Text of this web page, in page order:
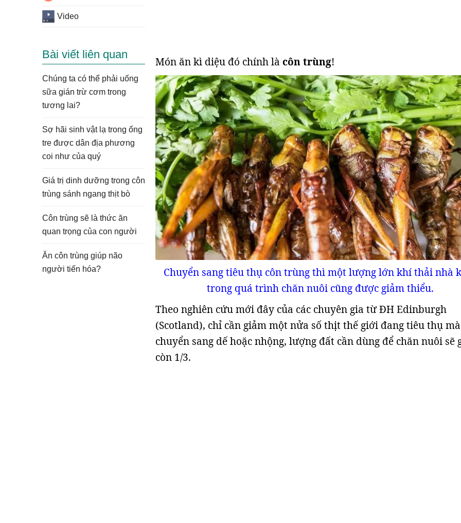
Món ăn kì diệu đó chính là côn trùng!
Chuyển sang tiêu thụ côn trùng thì một lượng lớn khí thải nhà
trong quá trình chăn nuôi cũng được giảm thiểu.
Theo nghiên cứu mới đây của các chuyên gia từ ĐH Edinburgh
(Scotland), chỉ cần giảm một nửa số thịt thế giới đang tiêu thụ mà
chuyển sang dế hoặc nhộng, lượng đất cần dùng để chăn nuôi sẽ
còn 1/3.
Video
Bài viết liên quan
Chúng ta có thể phải uống
sữa gián trừ cơm trong
tương lai?
Sợ hãi sinh vật lạ trong ống
tre được dân địa phương
coi như của quý
Giá trị dinh dưỡng trong côn
trùng sánh ngang thịt bò
Côn trùng sẽ là thức ăn
quan trọng của con người
Ăn côn trùng giúp não
người tiến hóa?